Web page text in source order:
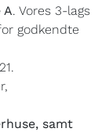
A. Vores 3-lags
godkendte
samt